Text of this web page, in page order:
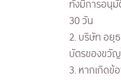
ทั้งมีการอนุ
30 วัน
2. บริษัท อยุ
บัตรของขวั
3. หากเกิด